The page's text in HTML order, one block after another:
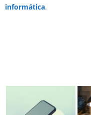
informática.